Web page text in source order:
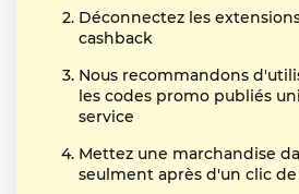
Déconnectez les
cashback
Nous recommandons
les codes promo publiés
service
Mettez une marchandise
seulment après d'un clic